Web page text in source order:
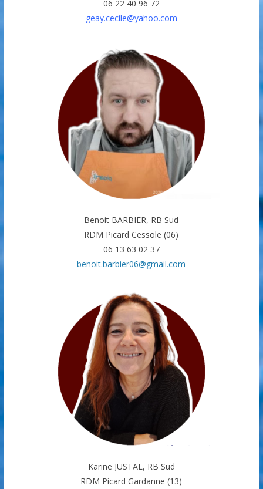
06 22 40 96 72
geay.cecile@yahoo.com
Benoit BARBIER, RB Sud
RDM Picard Cessole (06)
06 13 63 02 37
benoit.barbier06@gmail.com
Karine JUSTAL, RB Sud
RDM Picard Gardanne (13)